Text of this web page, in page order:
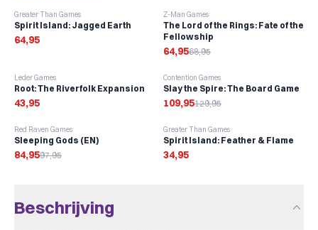
Greater Than Games
Spirit Island: Jagged Earth
64,95
-6%
Z-Man Games
The Lord of the Rings: Fate of the
Fellowship
64,9568,95
Leder Games
Root: The Riverfolk Expansion
43,95
-15%
Contention Games
Slay the Spire: The Board Game
109,95129,95
-13%
Red Raven Games
Sleeping Gods (EN)
84,9597,95
Greater Than Games
Spirit Island: Feather & Flame
34,95
Beschrijving